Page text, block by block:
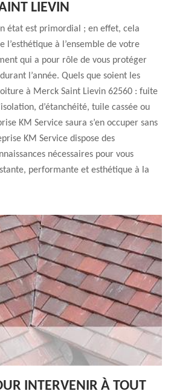
LIEVIN
état est primordial ; en effet, cela
l’esthétique à l’ensemble de votre
qui a pour rôle de vous protéger
l’année. Quels que soient les
à Merck Saint Lievin 62560 : fuite
d’étanchéité, tuile cassée ou
KM Service saura s’en occuper sans
KM Service dispose des
nécessaires pour vous
performante et esthétique à la
INTERVENIR À TOUT